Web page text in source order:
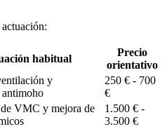
habitual
Precio
orientativo
y
250 € - 700
€
VMC y mejora de
1.500 € -
3.500 €